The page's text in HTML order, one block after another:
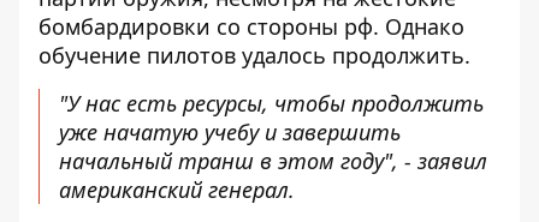
бомбардировки со стороны рф. Однако
обучение пилотов удалось продолжить.
"У нас есть ресурсы, чтобы продолжить
уже начатую учебу и завершить
начальный транш в этом году", - заявил
американский генерал.